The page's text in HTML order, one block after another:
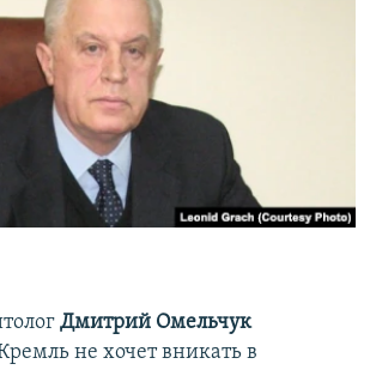
Дмитрий Омельчук
не хочет вникать в